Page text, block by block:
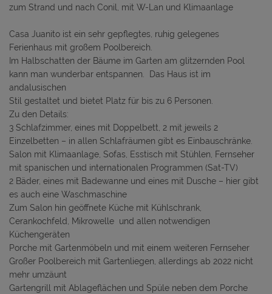
zum Strand und nach Conil, mit W-Lan und Klimaanlage
Casa Juanito ist ein sehr gepflegtes, ruhig gelegenes
Ferienhaus mit großem Poolbereich.
Im Halbschatten der Bäume im Garten am glitzernden Pool
kann man wunderbar entspannen. Das Haus ist im
andalusischen
Stil gestaltet und bietet Platz für bis zu 6 Personen.
Zu den Details:
3 Schlafzimmer, eines mit Doppelbett, 2 mit jeweils 2
Einzelbetten – in allen Schlafräumen gibt es Einbauschränke.
Salon mit Klimaanlage, Sofas, Esstisch mit Stühlen, Fernseher
mit spanischen und internationalen Programmen (Sat-TV)
2 Bäder, eines mit Badewanne und eines mit Dusche – hier gibt
es auch eine Waschmaschine
Zum Salon hin geöffnete Küche mit Kühlschrank,
Cerankochfeld, Mikrowelle und allen notwendigen
Küchengeräten
Porche mit Gartenmöbeln und mit einem weiteren Fernseher
Großer Poolbereich mit Gartenliegen, allerdings ab 2022 nicht
mehr umzäunt
Gartengrill mit Ablageflächen und Spüle neben dem Porche